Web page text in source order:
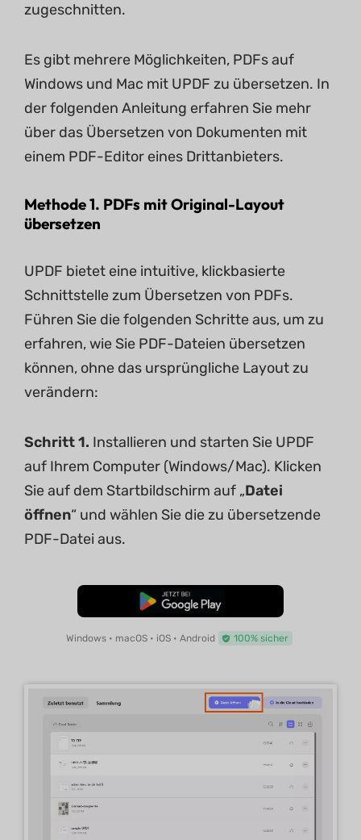
zugeschnitten.
Es gibt mehrere Möglichkeiten, PDFs auf
Windows und Mac mit UPDF zu übersetzen. In
der folgenden Anleitung erfahren Sie mehr
über das Übersetzen von Dokumenten mit
einem PDF-Editor eines Drittanbieters.
Methode 1. PDFs mit Original-Layout
übersetzen
UPDF bietet eine intuitive, klickbasierte
Schnittstelle zum Übersetzen von PDFs.
Führen Sie die folgenden Schritte aus, um zu
erfahren, wie Sie PDF-Dateien übersetzen
können, ohne das ursprüngliche Layout zu
verändern:
Schritt 1. Installieren und starten Sie UPDF
auf Ihrem Computer (Windows/Mac). Klicken
Sie auf dem Startbildschirm auf „Datei
öffnen“ und wählen Sie die zu übersetzende
PDF-Datei aus.
Kostenloser Download
Windows • macOS • iOS • Android 100% sicher